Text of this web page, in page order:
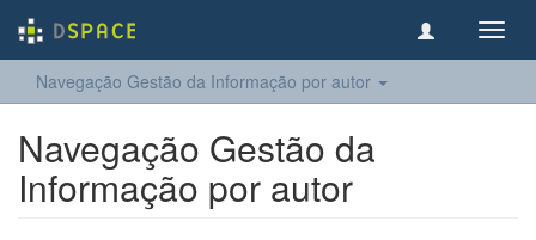
Navegação Gestão da Informação por autor
Navegação Gestão da
Informação por autor